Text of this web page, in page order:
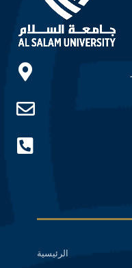
الرئيسية